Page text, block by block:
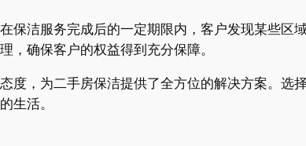
保洁服务完成后的一定期限内，客户发现某些区
，确保客户的权益得到充分保障。
度，为二手房保洁提供了全方位的解决方案。选
生活。